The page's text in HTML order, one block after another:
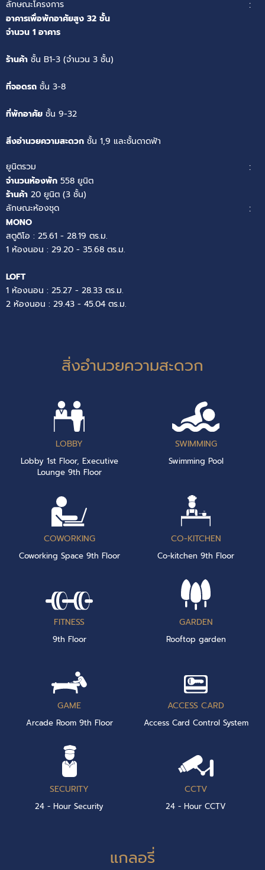
ลักษณะโครงการ :
อาคารเพื่อพักอาศัยสูง 32 ชั้น
จำนวน 1 อาคาร
ร้านค้า ชั้น B1-3 (จำนวน 3 ชั้น)
ที่จอดรถ ชั้น 3-8
ที่พักอาศัย ชั้น 9-32
สิ่งอำนวยความสะดวก ชั้น 1,9 และชั้นดาดฟ้า
ยูนิตรวม
:
จำนวนห้องพัก 558 ยูนิต
ร้านค้า 20 ยูนิต (3 ชั้น)
ลักษณะห้องชุด
:
MONO
สตูดิโอ : 25.61 - 28.19 ตร.ม.
1 ห้องนอน : 29.20 - 35.68 ตร.ม.
LOFT
1 ห้องนอน : 25.27 - 28.33 ตร.ม.
2 ห้องนอน : 29.43 - 45.04 ตร.ม.
สิ่งอำนวยความสะดวก
LOBBY
Lobby 1st Floor, Executive
Lounge 9th Floor
SWIMMING
Swimming Pool
COWORKING
Coworking Space 9th Floor
CO-KITCHEN
Co-kitchen 9th Floor
FITNESS
9th Floor
GARDEN
Rooftop garden
GAME
Arcade Room 9th Floor
ACCESS CARD
Access Card Control System
SECURITY
24 - Hour Security
CCTV
24 - Hour CCTV
แกลอรี่